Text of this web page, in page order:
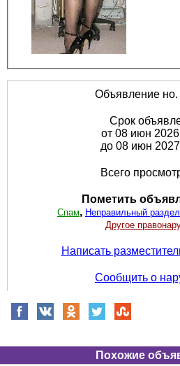
Объявление но.
Срок
от 08 июн
до 08 июн
Всего
Пометить
Спам, Неправильный раздел
Другое
Написать
Сообщить о
Похожие